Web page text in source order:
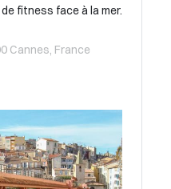
fitness face à la mer.
Cannes, France